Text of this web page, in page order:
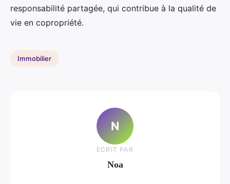
responsabilité partagée, qui contribue à la qualité de
vie en copropriété.
Immobilier
N
ECRIT PAR
Noa